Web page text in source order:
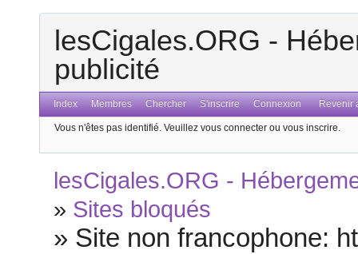
lesCigales.ORG -
publicité
Index Membres Chercher S'inscrire Connexion Revenir
Vous n'êtes pas identifié. Veuillez vous connecter ou vous inscrire.
lesCigales.ORG -
» Sites bloqués
» Site non francophone: